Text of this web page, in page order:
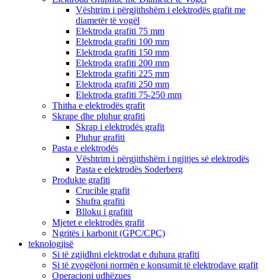
Vështrim i përgjithshëm i elektrodës grafit me
diametër të vogël
Elektroda grafiti 75 mm
Elektroda grafiti 100 mm
Elektroda grafiti 150 mm
Elektroda grafiti 200 mm
Elektroda grafiti 225 mm
Elektroda grafiti 250 mm
Elektroda grafiti 75-250 mm
Thitha e elektrodës grafit
Skrape dhe pluhur grafiti
Skrap i elektrodës grafit
Pluhur grafiti
Pasta e elektrodës
Vështrim i përgjithshëm i ngjitjes së elektrodës
Pasta e elektrodës Soderberg
Produkte grafiti
Crucible grafit
Shufra grafiti
Blloku i grafitit
Mjetet e elektrodës grafit
Ngritës i karbonit (GPC/CPC)
teknologjisë
Si të zgjidhni elektrodat e duhura grafiti
Si të zvogëloni normën e konsumit të elektrodave grafit
Operacioni udhëzues